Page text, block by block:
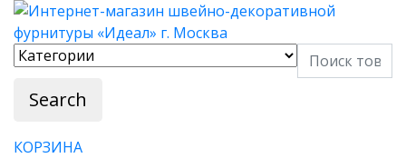
Search
КОРЗИНА